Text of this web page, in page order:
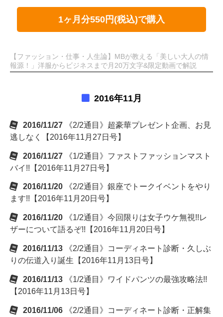
1ヶ月分550円(税込)で購入
【ファッション・仕事・人生論】MBが教える「美しい大人の情
報源！」洋服からビジネスまで月20万文字&限定動画で解説
2016年11月
2016/11/27
《2/2通目》超豪華プレゼント企画、お見
逃しなく【2016年11月27日号】
2016/11/27
《1/2通目》ファストファッションマスト
バイ!!【2016年11月27日号】
2016/11/20
《2/2通目》銀座でトークイベントをやり
ます!!【2016年11月20日号】
2016/11/20
《1/2通目》今回限りは女子ウケ無視!!レ
ザーについて語るぞ!!【2016年11月20日号】
2016/11/13
《2/2通目》コーディネート診断・久しぶ
りの伝道入り誕生【2016年11月13日号】
2016/11/13
《1/2通目》ワイドパンツの最強攻略法!!
【2016年11月13日号】
2016/11/06
《2/2通目》コーディネート診断・正解集